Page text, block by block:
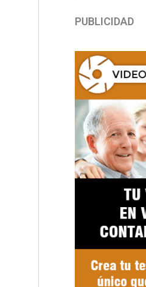
PUBLICIDAD